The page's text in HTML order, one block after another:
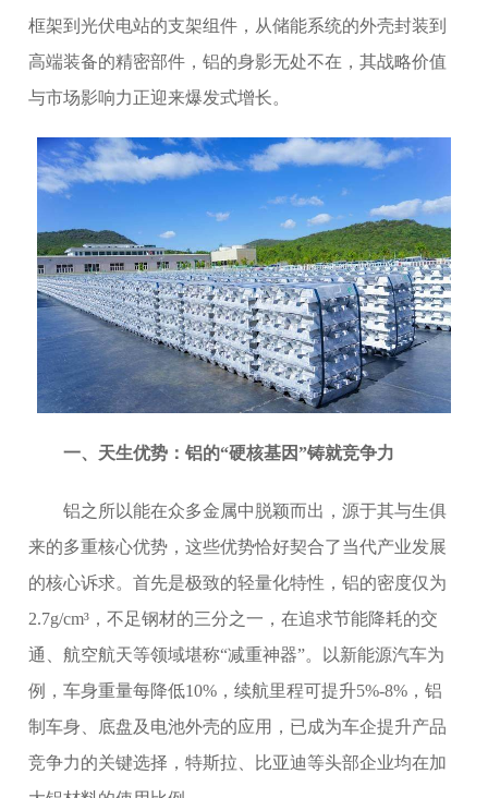
框架到光伏电站的支架组件，从储能系统的外壳封装到
高端装备的精密部件，铝的身影无处不在，其战略价值
与市场影响力正迎来爆发式增长。
一、天生优势：铝的“硬核基因”铸就竞争力
铝之所以能在众多金属中脱颖而出，源于其与生俱
来的多重核心优势，这些优势恰好契合了当代产业发展
的核心诉求。首先是极致的轻量化特性，铝的密度仅为
2.7g/cm³，不足钢材的三分之一，在追求节能降耗的交
通、航空航天等领域堪称“减重神器”。以新能源汽车为
例，车身重量每降低10%，续航里程可提升5%-8%，铝
制车身、底盘及电池外壳的应用，已成为车企提升产品
竞争力的关键选择，特斯拉、比亚迪等头部企业均在加